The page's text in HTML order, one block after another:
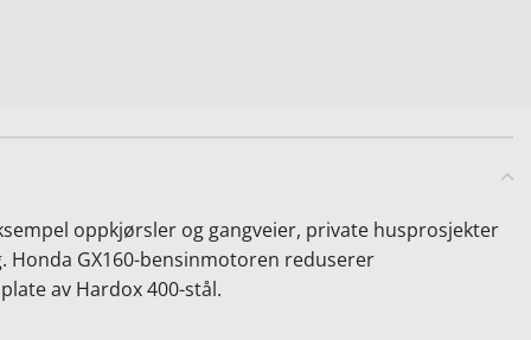
oppkjørsler og gangveier, private husprosjekter
Honda GX160-bensinmotoren reduserer
av Hardox 400-stål.